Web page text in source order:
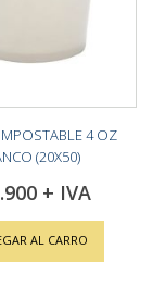
4 OZ
(20X50)
AL CARRO